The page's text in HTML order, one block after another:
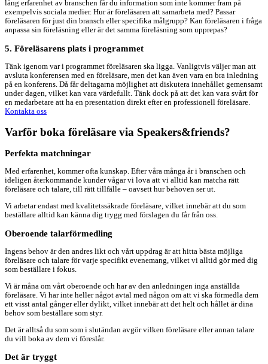
lång erfarenhet av branschen får du information som inte kommer fram på
exempelvis sociala medier. Hur är föreläsaren att samarbeta med? Passar
föreläsaren för just din bransch eller specifika målgrupp? Kan föreläsaren i fråga
anpassa sin föreläsning eller är det samma föreläsning som upprepas?
5. Föreläsarens plats i programmet
Tänk igenom var i programmet föreläsaren ska ligga. Vanligtvis väljer man att
avsluta konferensen med en föreläsare, men det kan även vara en bra inledning
på en konferens. Då får deltagarna möjlighet att diskutera innehållet gemensamt
under dagen, vilket kan vara värdefullt. Tänk dock på att det kan vara svårt för
en medarbetare att ha en presentation direkt efter en professionell föreläsare.
Kontakta oss
Varför boka föreläsare via Speakers&friends?
Perfekta matchningar
Med erfarenhet, kommer ofta kunskap. Efter våra många år i branschen och
ideligen återkommande kunder vågar vi lova att vi alltid kan matcha rätt
föreläsare och talare, till rätt tillfälle – oavsett hur behoven ser ut.
Vi arbetar endast med kvalitetssäkrade föreläsare, vilket innebär att du som
beställare alltid kan känna dig trygg med förslagen du får från oss.
Oberoende talarförmedling
Ingens behov är den andres likt och vårt uppdrag är att hitta bästa möjliga
föreläsare och talare för varje specifikt evenemang, vilket vi alltid gör med dig
som beställare i fokus.
Vi är måna om vårt oberoende och har av den anledningen inga anställda
föreläsare. Vi har inte heller något avtal med någon om att vi ska förmedla dem
ett visst antal gånger eller dylikt, vilket innebär att det helt och hållet är dina
behov som beställare som styr.
Det är alltså du som som i slutändan avgör vilken föreläsare eller annan talare
du vill boka av dem vi föreslår.
Det är tryggt